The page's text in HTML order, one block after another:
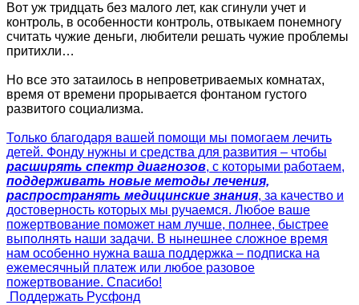
Вот уж тридцать без малого лет, как сгинули учет и
контроль, в особенности контроль, отвыкаем понемногу
считать чужие деньги, любители решать чужие проблемы
притихли…
Но все это затаилось в непроветриваемых комнатах,
время от времени прорывается фонтаном густого
развитого социализма.
Только благодаря вашей помощи мы помогаем лечить
детей. Фонду нужны и средства для развития – чтобы
расширять спектр диагнозов, с которыми работаем,
поддерживать новые методы лечения,
распространять медицинские знания, за качество и
достоверность которых мы ручаемся. Любое ваше
пожертвование поможет нам лучше, полнее, быстрее
выполнять наши задачи. В нынешнее сложное время
нам особенно нужна ваша поддержка – подписка на
ежемесячный платеж или любое разовое
пожертвование. Спасибо!
Поддержать Русфонд